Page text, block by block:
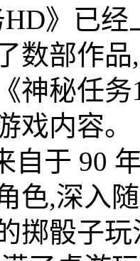
》已经
数部作
神秘任
戏内容。
自于 90
色,深入
掷骰子